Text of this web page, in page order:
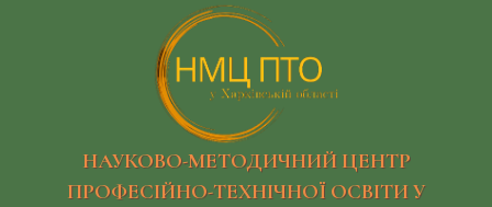
НАУКОВО-МЕТОДИЧНИЙ ЦЕНТР
ПРОФЕСІЙНО-ТЕХНІЧНОЇ ОСВІТИ У